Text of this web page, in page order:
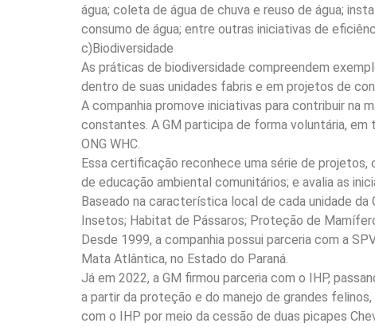
água; coleta de água de chuva e reuso de água;
consumo de água; entre outras iniciativas de
c)Biodiversidade
As práticas de biodiversidade compreendem
dentro de suas unidades fabris e em projetos de
A companhia promove iniciativas para contribuir
constantes. A GM participa de forma voluntária,
ONG WHC.
Essa certificação reconhece uma série de
de educação ambiental comunitários; e avalia as
Baseado na característica local de cada unidade
Insetos; Habitat de Pássaros; Proteção de
Desde 1999, a companhia possui parceria com a
Mata Atlântica, no Estado do Paraná.
Já em 2022, a GM firmou parceria com o IHP,
a partir da proteção e do manejo de grandes
com o IHP por meio da cessão de duas picapes